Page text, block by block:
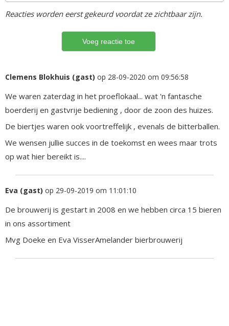
Reacties worden eerst gekeurd voordat ze zichtbaar zijn.
Clemens Blokhuis (gast) op 28-09-2020 om 09:56:58
We waren zaterdag in het proeflokaal... wat 'n fantasche
boerderij en gastvrije bediening , door de zoon des huizes.
De biertjes waren ook voortreffelijk , evenals de bitterballen.
We wensen jullie succes in de toekomst en wees maar trots
op wat hier bereikt is....
Eva (gast) op 29-09-2019 om 11:01:10
De brouwerij is gestart in 2008 en we hebben circa 15 bieren
in ons assortiment
Mvg Doeke en Eva VisserAmelander bierbrouwerij